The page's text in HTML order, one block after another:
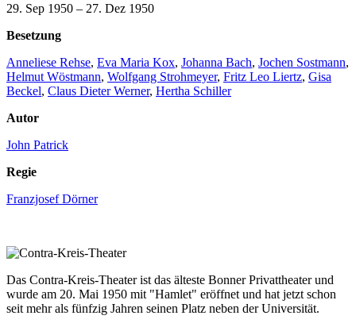
29. Sep 1950 – 27. Dez 1950
Besetzung
Anneliese Rehse, Eva Maria Kox, Johanna Bach, Jochen Sostmann,
Helmut Wöstmann, Wolfgang Strohmeyer, Fritz Leo Liertz, Gisa
Beckel, Claus Dieter Werner, Hertha Schiller
Autor
John Patrick
Regie
Franzjosef Dörner
Das Contra-Kreis-Theater ist das älteste Bonner Privattheater und
wurde am 20. Mai 1950 mit "Hamlet" eröffnet und hat jetzt schon
seit mehr als fünfzig Jahren seinen Platz neben der Universität.